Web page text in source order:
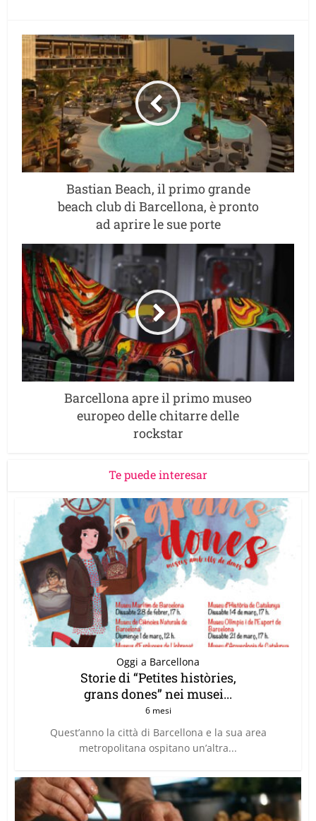
Bastian Beach, il primo grande
beach club di Barcellona, è pronto
ad aprire le sue porte
Barcellona apre il primo museo
europeo delle chitarre delle
rockstar
Te puede interesar
Oggi a Barcellona
Storie di “Petites històries,
grans dones” nei musei...
6 mesi
Quest’anno la città di Barcellona e la sua area
metropolitana ospitano un’altra...